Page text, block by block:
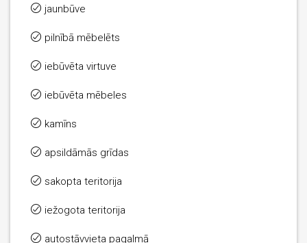
jaunbūve
pilnībā mēbelēts
iebūvēta virtuve
iebūvēta mēbeles
kamīns
apsildāmās grīdas
sakopta teritorija
iežogota teritorija
autostāvvieta pagalmā